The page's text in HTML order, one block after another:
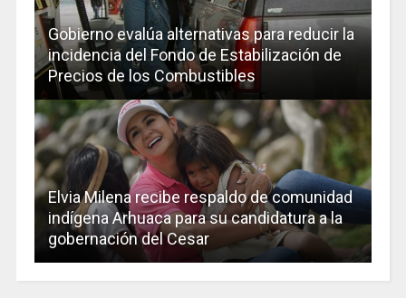
Gobierno evalúa alternativas para reducir la
incidencia del Fondo de Estabilización de
Precios de los Combustibles
Elvia Milena recibe respaldo de comunidad
indígena Arhuaca para su candidatura a la
gobernación del Cesar